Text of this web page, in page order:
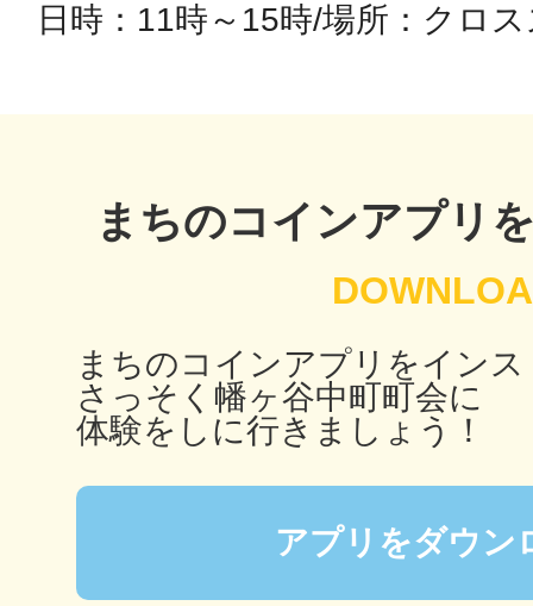
日時：11時～15時/場所：クロ
まちのコインアプリ
まちのコインアプリをイン
さっそく幡ヶ谷中町町会に
体験をしに行きましょう！
アプリをダウン
秋葉原
日置
高知市